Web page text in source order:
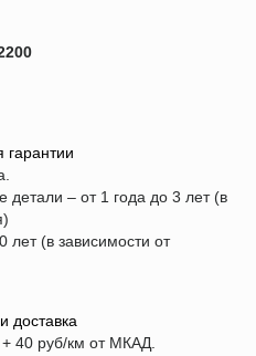
гарантии
– от 1 года до 3 лет (в
лет (в зависимости от
доставка
40 руб/км от МКАД.